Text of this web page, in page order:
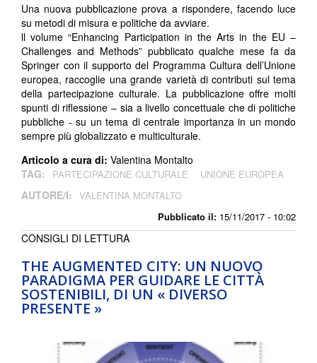
Pubblicato il: 15/11/2017 - 10:02
Una nuova pubblicazione prova a rispondere, facendo luce
su metodi di misura e politiche da avviare.
ll volume “Enhancing Participation in the Arts in the EU –
Challenges and Methods” pubblicato qualche mese fa da
Springer con il supporto del Programma Cultura dell’Unione
europea, raccoglie una grande varietà di contributi sul tema
della partecipazione culturale. La pubblicazione offre molti
spunti di riflessione – sia a livello concettuale che di politiche
pubbliche - su un tema di centrale importanza in un mondo
sempre più globalizzato e multiculturale.
Articolo a cura di: Valentina Montalto
TAG:
PARTECIPAZIONE CULTURALE UNIONE EUROPEA
AUTORE/I: VALENTINA MONTALTO
THE AUGMENTED CITY: UN NUOVO
PARADIGMA PER GUIDARE LE CITTÀ
SOSTENIBILI, DI UN « DIVERSO
PRESENTE »
CONSIGLI DI LETTURA